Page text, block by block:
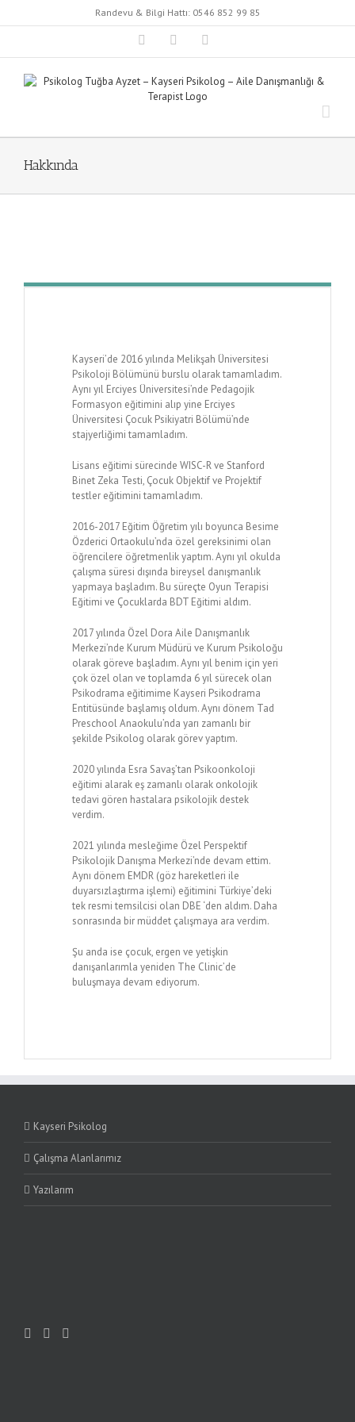
Randevu & Bilgi Hattı: 0546 852 99 85
InstagramFacebook
Hakkında
Kayseri’de 2016 yılında Melikşah Üniversitesi
Psikoloji Bölümünü burslu olarak tamamladım.
Aynı yıl Erciyes Üniversitesi’nde Pedagojik
Formasyon eğitimini alıp yine Erciyes
Üniversitesi Çocuk Psikiyatri Bölümü’nde
stajyerliğimi tamamladım.
Lisans eğitimi sürecinde WISC-R ve Stanford
Binet Zeka Testi, Çocuk Objektif ve Projektif
testler eğitimini tamamladım.
2016-2017 Eğitim Öğretim yılı boyunca Besime
Özderici Ortaokulu’nda özel gereksinimi olan
öğrencilere öğretmenlik yaptım. Aynı yıl okulda
çalışma süresi dışında bireysel danışmanlık
yapmaya başladım. Bu süreçte Oyun Terapisi
Eğitimi ve Çocuklarda BDT Eğitimi aldım.
2017 yılında Özel Dora Aile Danışmanlık
Merkezi’nde Kurum Müdürü ve Kurum Psikoloğu
olarak göreve başladım. Aynı yıl benim için yeri
çok özel olan ve toplamda 6 yıl sürecek olan
Psikodrama eğitimime Kayseri Psikodrama
Entitüsünde başlamış oldum. Aynı dönem Tad
Preschool Anaokulu’nda yarı zamanlı bir
şekilde Psikolog olarak görev yaptım.
2020 yılında Esra Savaş’tan Psikoonkoloji
eğitimi alarak eş zamanlı olarak onkolojik
tedavi gören hastalara psikolojik destek
verdim.
2021 yılında mesleğime Özel Perspektif
Psikolojik Danışma Merkezi’nde devam ettim.
Aynı dönem EMDR (göz hareketleri ile
duyarsızlaştırma işlemi) eğitimini Türkiye’deki
tek resmi temsilcisi olan DBE ‘den aldım. Daha
sonrasında bir müddet çalışmaya ara verdim.
Şu anda ise çocuk, ergen ve yetişkin
danışanlarımla yeniden The Clinic’de
buluşmaya devam ediyorum.
Kayseri Psikolog
Çalışma Alanlarımız
Yazılarım